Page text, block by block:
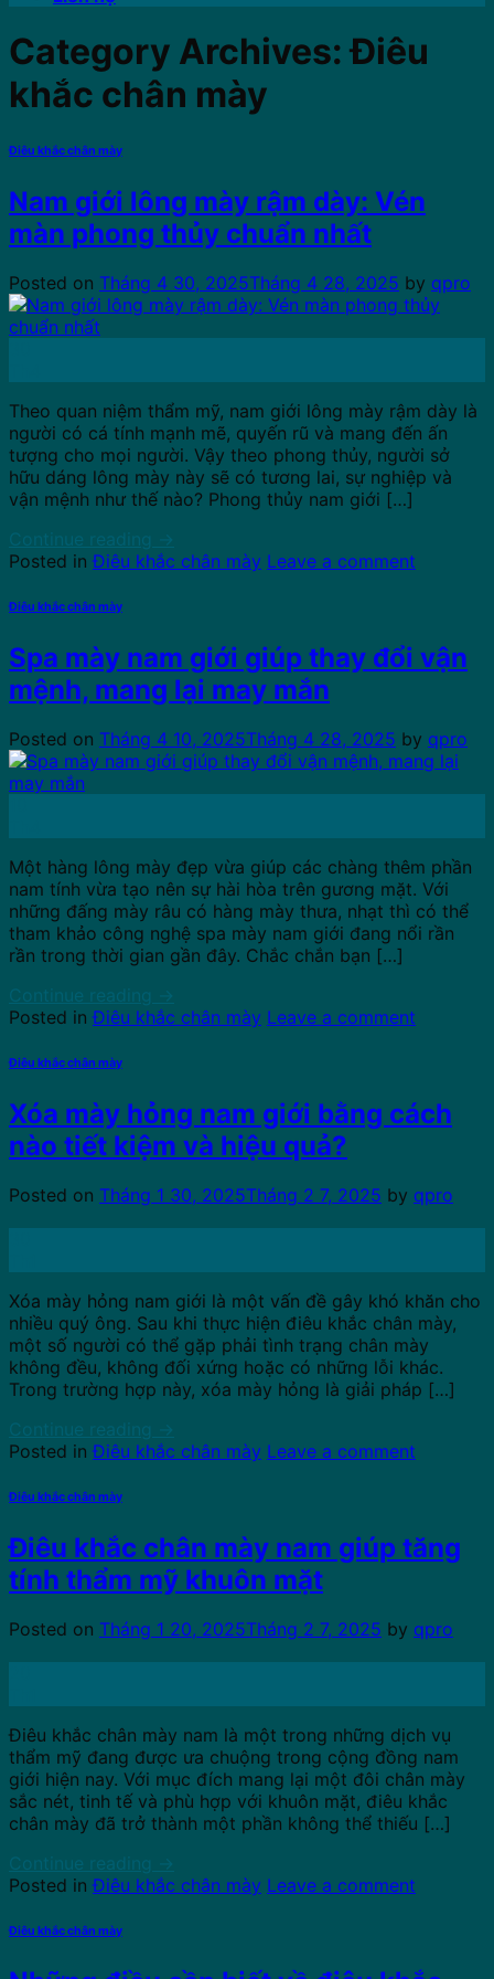
Category Archives:Điêu
khắc chân mày
Điêu khắc chân mày
Nam giới lông mày rậm dày: Vén
màn phong thủy chuẩn nhất
Posted on Tháng 4 30, 2025Tháng 4 28, 2025 by qpro
Theo quan niệm thẩm mỹ, nam giới lông mày rậm dày là
người có cá tính mạnh mẽ, quyến rũ và mang đến ấn
tượng cho mọi người. Vậy theo phong thủy, người sở
hữu dáng lông mày này sẽ có tương lai, sự nghiệp và
vận mệnh như thế nào? Phong thủy nam giới […]
Continue reading
→
Posted inĐiêu khắc chân mày Leave a comment
Điêu khắc chân mày
Spa mày nam giới giúp thay đổi vận
mệnh, mang lại may mắn
Posted on Tháng 4 10, 2025Tháng 4 28, 2025 by qpro
Một hàng lông mày đẹp vừa giúp các chàng thêm phần
nam tính vừa tạo nên sự hài hòa trên gương mặt. Với
những đấng mày râu có hàng mày thưa, nhạt thì có thể
tham khảo công nghệ spa mày nam giới đang nổi rần
rần trong thời gian gần đây. Chắc chắn bạn […]
Continue reading
→
Posted inĐiêu khắc chân mày Leave a comment
Điêu khắc chân mày
Xóa mày hỏng nam giới bằng cách
nào tiết kiệm và hiệu quả?
Posted on Tháng 1 30, 2025Tháng 2 7, 2025 by qpro
Xóa mày hỏng nam giới là một vấn đề gây khó khăn cho
nhiều quý ông. Sau khi thực hiện điêu khắc chân mày,
một số người có thể gặp phải tình trạng chân mày
không đều, không đối xứng hoặc có những lỗi khác.
Trong trường hợp này, xóa mày hỏng là giải pháp […]
Continue reading
→
Posted inĐiêu khắc chân mày Leave a comment
Điêu khắc chân mày
Điêu khắc chân mày nam giúp tăng
tính thẩm mỹ khuôn mặt
Posted on Tháng 1 20, 2025Tháng 2 7, 2025 by qpro
Điêu khắc chân mày nam là một trong những dịch vụ
thẩm mỹ đang được ưa chuộng trong cộng đồng nam
giới hiện nay. Với mục đích mang lại một đôi chân mày
sắc nét, tinh tế và phù hợp với khuôn mặt, điêu khắc
chân mày đã trở thành một phần không thể thiếu […]
Continue reading
→
Posted inĐiêu khắc chân mày Leave a comment
Điêu khắc chân mày